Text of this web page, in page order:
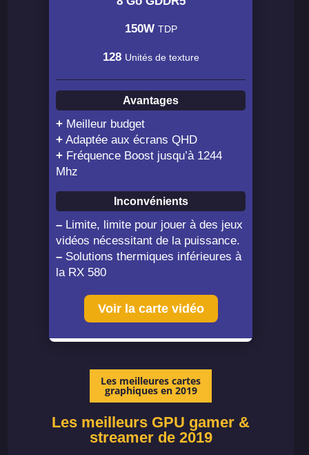
150W TDP
128 Unités de texture
Avantages
+ Meilleur budget
+ Adaptée aux écrans QHD
+ Fréquence Boost jusqu’à 1244
Mhz
Inconvénients
– Limite, limite pour jouer à des jeux
vidéos nécessitant de la puissance.
– Solutions thermiques inférieures à
la RX 580
Voir la carte vidéo
Les meilleures cartes
graphiques en 2019
Les meilleurs GPU gamer &
streamer de 2019